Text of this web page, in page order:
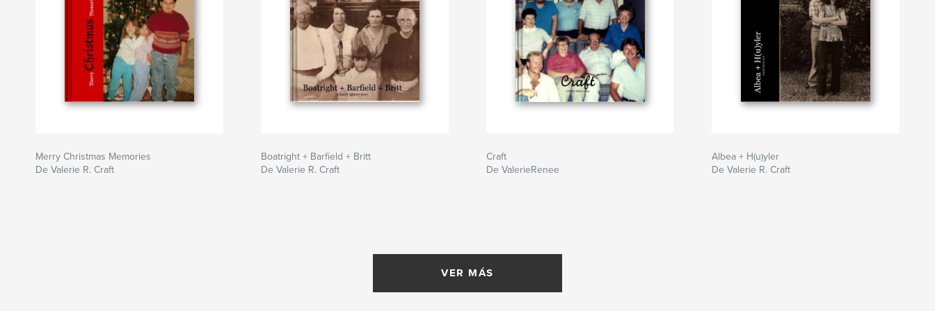
Merry Christmas Memories
De Valerie R. Craft
Boatright + Barfield + Britt
De Valerie R. Craft
Craft
De ValerieRenee
Albea + H(u)yler
De Valerie R. Craft
VER MÁS